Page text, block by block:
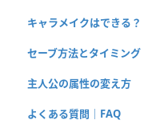
キャラメイクはできる？
セーブ方法とタイミング
主人公の属性の変え方
よくある質問｜FAQ